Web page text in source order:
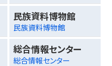
民族資料博物館
民族資料博物館
総合情報センター
総合情報センター